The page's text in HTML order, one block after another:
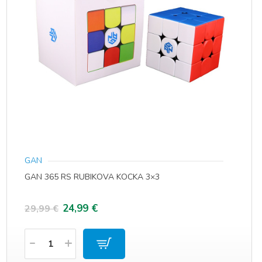
GAN
GAN 365 RS RUBIKOVA KOCKA 3×3
29,99€ Izvorna
cijena
bila
24,99 €Trenutna
cijena
je:
Količina